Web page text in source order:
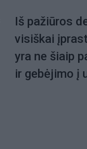
Iš pažiūros
visiškai
yra ne šiaip
ir gebėjimo į